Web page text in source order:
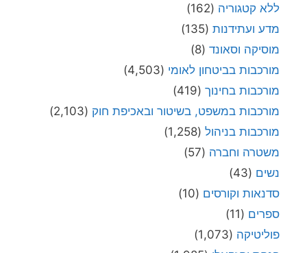
ללא קטגוריה (162)
מדע ועתידנות (135)
מוסיקה וסאונד (8)
מורכבות בביטחון לאומי (4,503)
מורכבות בחינוך (419)
מורכבות במשפט, בשיטור ובאכיפת חוק (2,103)
מורכבות בניהול (1,258)
משטרה וחברה (57)
נשים (43)
סדנאות וקורסים (10)
ספרים (11)
פוליטיקה (1,073)